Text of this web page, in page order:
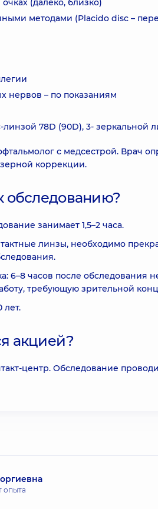
(далеко, близко)
методами (Placido disc –
нервов – по показаниям
78D (90D), 3- зеркальной
с медсестрой. Врач
коррекции.
обследованию?
занимает 1,5–2 часа.
линзы, необходимо
часов после обследования
требующую зрительной
лет.
акцией?
центр. Обследование
опыта